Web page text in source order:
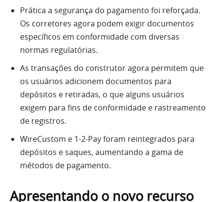
Prática a segurança do pagamento foi reforçada.
Os corretores agora podem exigir documentos
específicos em conformidade com diversas
normas regulatórias.
As transações do construtor agora permitem que
os usuários adicionem documentos para
depósitos e retiradas, o que alguns usuários
exigem para fins de conformidade e rastreamento
de registros.
WireCustom e 1-2-Pay foram reintegrados para
depósitos e saques, aumentando a gama de
métodos de pagamento.
Apresentando o novo recurso